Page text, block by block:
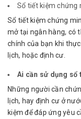
Sổ tiết kiệm chứng
Sổ tiết kiệm chứng
mở tại ngân hàng, có
chính của bạn khi
lịch, hoặc định cư.
Ai cần sử dụng sổ
Những người cần
lịch, hay định cư ở
kiệm để đáp ứng yêu